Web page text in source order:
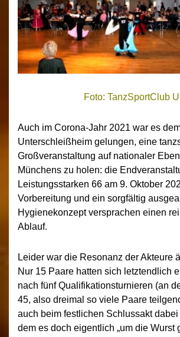
Foto: TanzSportClub
Auch im Corona-Jahr 2021 war es
Unterschleißheim gelungen, eine
Großveranstaltung auf nationaler
Münchens zu holen: die
Leistungsstarken 66 am 9. Oktober
Vorbereitung und ein sorgfältig
Hygienekonzept versprachen einen
Ablauf.
Leider war die Resonanz der Akteure
Nur 15 Paare hatten sich letztendlich
nach fünf Qualifikationsturnieren (an
45, also dreimal so viele Paare
auch beim festlichen Schlussakt
dem es doch eigentlich „um die Wurst